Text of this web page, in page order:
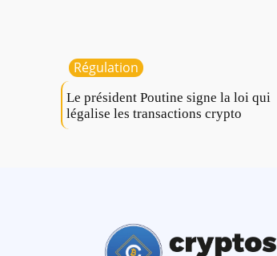
Régulation
Le président Poutine signe la loi qui
légalise les transactions crypto